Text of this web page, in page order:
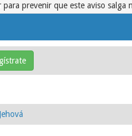
prevenir que este aviso